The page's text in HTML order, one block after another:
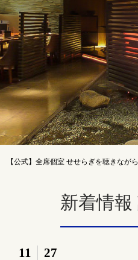
【公式】全席個室 せせらぎを聴きなが
新着情報
11 27